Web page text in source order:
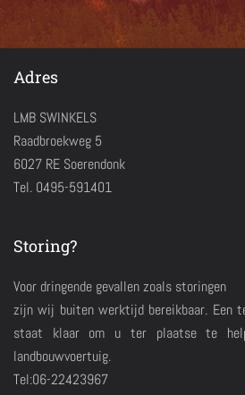
Adres
LMB SWINKELS
Raadbroekweg 5
6027 RE Soerendonk
Tel. 0495-591401
Storing?
Voor dringende gevallen zoals storingen
zijn wij buiten werktijd bereikbaar. Een
staat klaar om u ter plaatse te
landbouwvoertuig.
Tel:06-22423967